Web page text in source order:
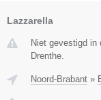
Lazzarella
Niet gevestigd in
Drenthe.
Noord-Brabant »